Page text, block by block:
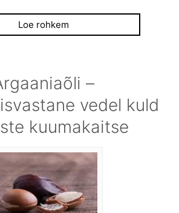
Loe rohkem
–
vedel kuld
kuumakaitse